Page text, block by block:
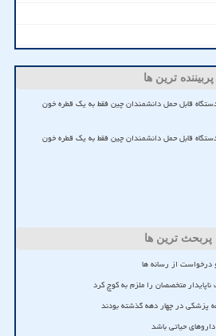
پربیننده ترین ها
با دقت ۹۵ درصدی دستگاه قابل حمل دانشمندان چین فقط به یک قطره خون
با دقت 95 درصدی دستگاه قابل حمل دانشمندان چین فقط به یک قطره خون
پربحث ترین ها
درخواست از رسانه ها
متخصصان را ملزم به کوچ کرد
پزشکی در چهار دهه گذشته بودند
حیاتی باشد